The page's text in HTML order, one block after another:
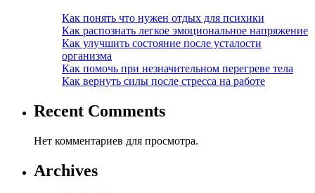
Как понять что нужен отдых для психики
Как распознать легкое эмоциональное напряжение
Как улучшить состояние после усталости
организма
Как помочь при незначительном перегреве тела
Как вернуть силы после стресса на работе
Recent Comments
Нет комментариев для просмотра.
Archives